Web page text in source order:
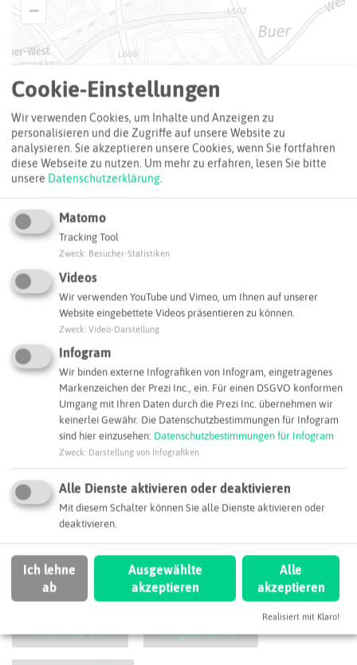
−
Adresse:
IHK Nord Westfalen - Standort GE
Rathausplatz 7
45894 Gelsenkirchen
gelsenkirchen@ihk-nordwestfalen.de
Webseite
SCHLAGWORTE
So ordnen wir dieses Unternehmen ein
ChemSite e.V. Regiochemie
Cookie-Einstellungen
Wir verwenden Cookies, um Inhalte und Anzeigen zu
personalisieren und die Zugriffe auf unsere Website zu
analysieren. Sie akzeptieren unsere Cookies, wenn Sie fortfahren
diese Webseite zu nutzen. Um mehr zu erfahren, lesen Sie bitte
unsere Datenschutzerklärung.
Matomo
Tracking Tool
Zweck Besucher-Statistiken
Videos
Wir verwenden YouTube und Vimeo, um Ihnen auf unserer
Website eingebettete Videos präsentieren zu können.
Zweck Video-Darstellung
Infogram
Wir binden externe Infografiken von Infogram, eingetragenes
Markenzeichen der Prezi Inc., ein. Für einen DSGVO konformen
Umgang mit Ihren Daten durch die Prezi Inc. übernehmen wir
keinerlei Gewähr. Die Datenschutzbestimmungen für Infogram
sind hier einzusehen: Datenschutzbestimmungen für Infogram
Zweck Darstellung von Infografiken
Alle Dienste aktivieren oder deaktivieren
Mit diesem Schalter können Sie alle Dienste aktivieren oder
deaktivieren.
Ich lehne
ab
Ausgewählte
akzeptieren
Alle
akzeptieren
Realisiert mit Klaro!